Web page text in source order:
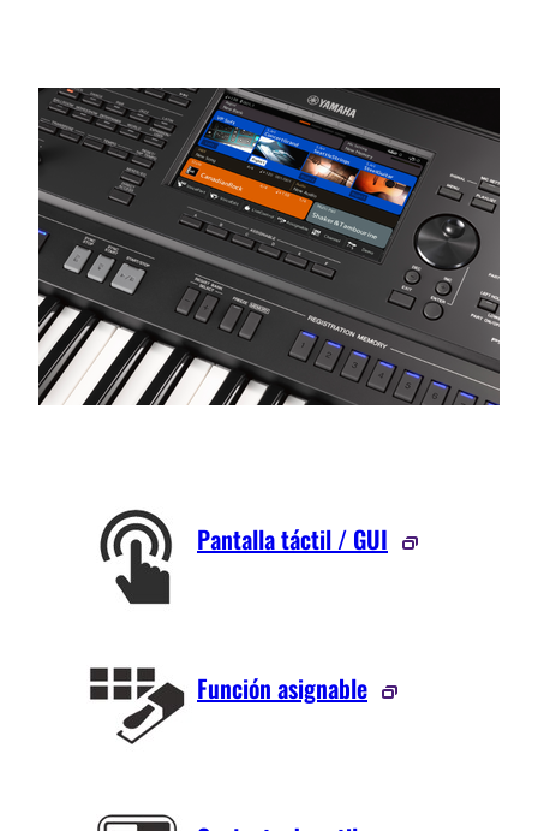
Pantalla táctil / GUI
Función asignable